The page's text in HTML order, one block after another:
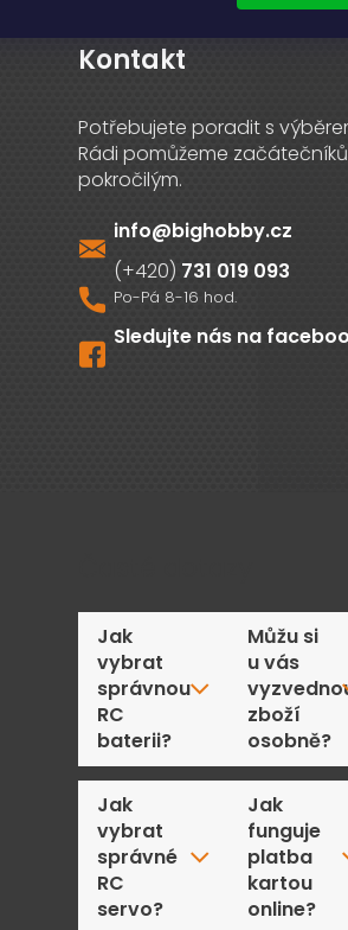
Kontakt
info@bighobby.cz
731 019 093
Sledujte nás na
Jak
vybrat
správnou
RC
baterii?
Jak
vybrat
správné
RC
servo?
Můžu si
u vás
zboží
osobně?
Jak
funguje
platba
kartou
online?